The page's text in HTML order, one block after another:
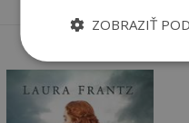
ZOBRAZIŤ